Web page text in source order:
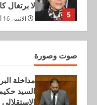
5
لا برتغال
الإثنين 16 أغسطس 2021
1
الاستقلالي
عودة أستاذ
والتسيير
صوت وصورة
مداخلة
السيد